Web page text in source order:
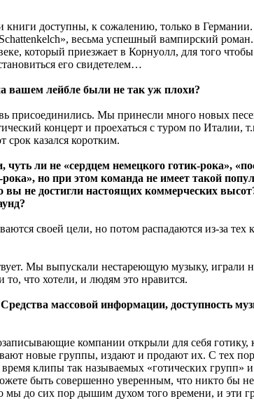
книги доступны, к сожалению, только в
весьма успешный вампирский
который приезжает в Корнуолл, для того чтобы
его свидетелем…
вашем лейбле были не так уж плохи?
присоединились. Мы принесли много новых
концерт и проехаться с туром по Италии,
срок казался коротким.
ли не «сердцем немецкого готик-рока»,
но при этом команда не имеет такой
не достигли настоящих коммерческих
своей цели, но потом распадаются из-за тех
Мы выпускали нестареющую музыку, играли
что хотели, и людям это нравится.
массовой информации, доступность
компании открыли для себя
новые группы, издают и продают их. С тех
клипы так называемых «готических групп»
быть совершенно уверенным, что никто бы
до сих пор дышим духом того времени, и эти